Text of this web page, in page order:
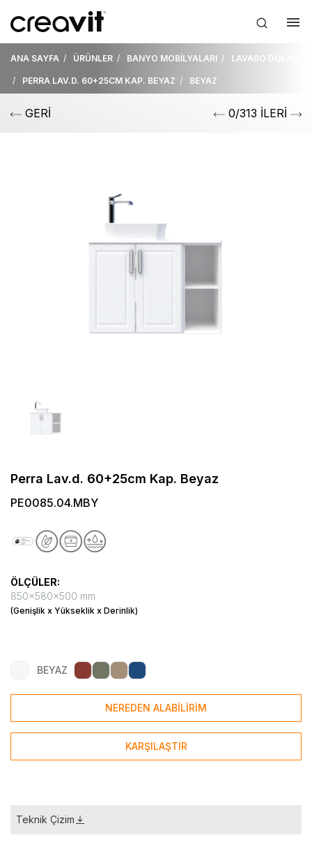
ANA SAYFA ÜRÜNLER BANYO MOBİLYALARI LAVABO DOLABI
PERRA LAV.D. 60+25CM KAP. BEYAZ BEYAZ
GERİ 0/313 İLERİ
Perra Lav.d. 60+25cm Kap. Beyaz
PE0085.04.MBY
ÖLÇÜLER:
850x580x500 mm
(Genişlik x Yükseklik x Derinlik)
BEYAZ
NEREDEN ALABİLİRİM
KARŞILAŞTIR
Teknik Çizim